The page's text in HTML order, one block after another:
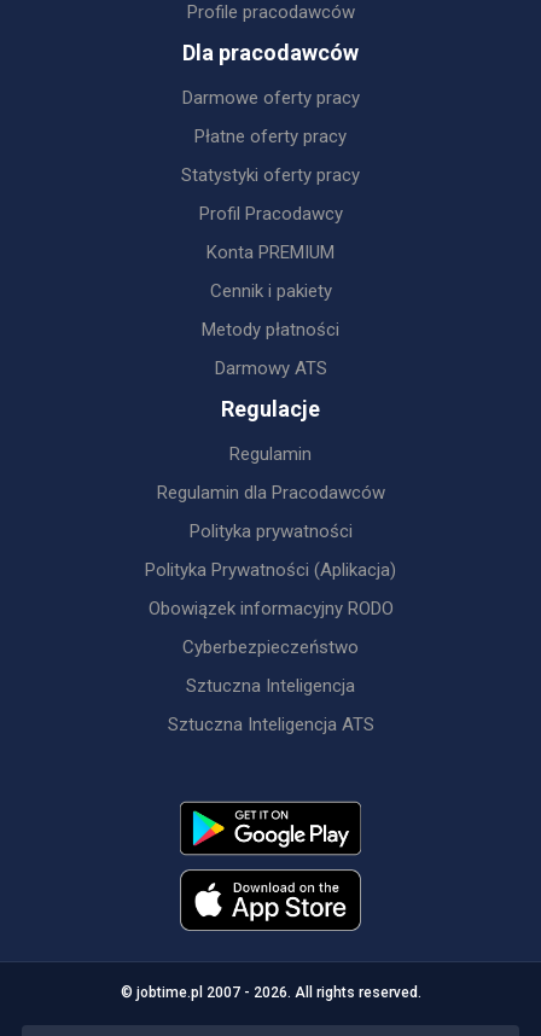
Profile pracodawców
Dla pracodawców
Darmowe oferty pracy
Płatne oferty pracy
Statystyki oferty pracy
Profil Pracodawcy
Konta PREMIUM
Cennik i pakiety
Metody płatności
Darmowy ATS
Regulacje
Regulamin
Regulamin dla Pracodawców
Polityka prywatności
Polityka Prywatności (Aplikacja)
Obowiązek informacyjny RODO
Cyberbezpieczeństwo
Sztuczna Inteligencja
Sztuczna Inteligencja ATS
© jobtime.pl 2007 - 2026. All rights reserved.